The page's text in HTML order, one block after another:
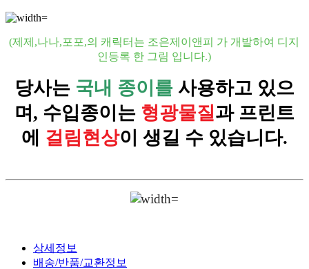
(제제,나나,포포,의 캐릭터는 조은제이앤피 가 개발하여 디지
인등록 한 그림 입니다.)
당사는 국내 종이를 사용하고 있으
며, 수입종이는 형광물질과 프린트
에 걸림현상이 생길 수 있습니다.
상세정보
배송/반품/교환정보